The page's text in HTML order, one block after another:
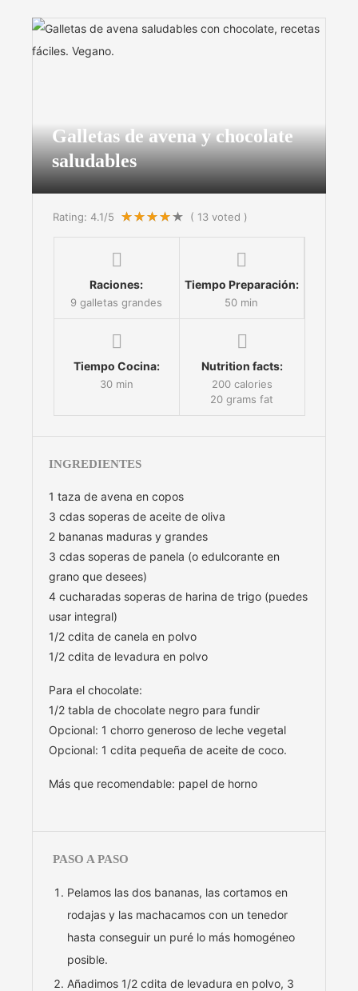
Galletas de avena y chocolate
saludables
Rating: 4.1/5 ( 13 voted )
Raciones:
9 galletas grandes
Tiempo Preparación:
50 min
Tiempo Cocina:
30 min
Nutrition facts:
200 calories
20 grams fat
INGREDIENTES
1 taza de avena en copos
3 cdas soperas de aceite de oliva
2 bananas maduras y grandes
3 cdas soperas de panela (o edulcorante en
grano que desees)
4 cucharadas soperas de harina de trigo (puedes
usar integral)
1/2 cdita de canela en polvo
1/2 cdita de levadura en polvo
Para el chocolate:
1/2 tabla de chocolate negro para fundir
Opcional: 1 chorro generoso de leche vegetal
Opcional: 1 cdita pequeña de aceite de coco.
Más que recomendable: papel de horno
PASO A PASO
Pelamos las dos bananas, las cortamos en
rodajas y las machacamos con un tenedor
hasta conseguir un puré lo más homogéneo
posible.
Añadimos 1/2 cdita de levadura en polvo, 3